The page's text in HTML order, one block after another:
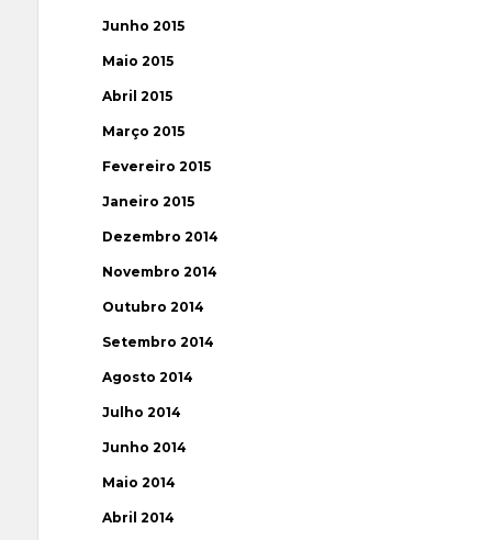
Junho 2015
Maio 2015
Abril 2015
Março 2015
Fevereiro 2015
Janeiro 2015
Dezembro 2014
Novembro 2014
Outubro 2014
Setembro 2014
Agosto 2014
Julho 2014
Junho 2014
Maio 2014
Abril 2014